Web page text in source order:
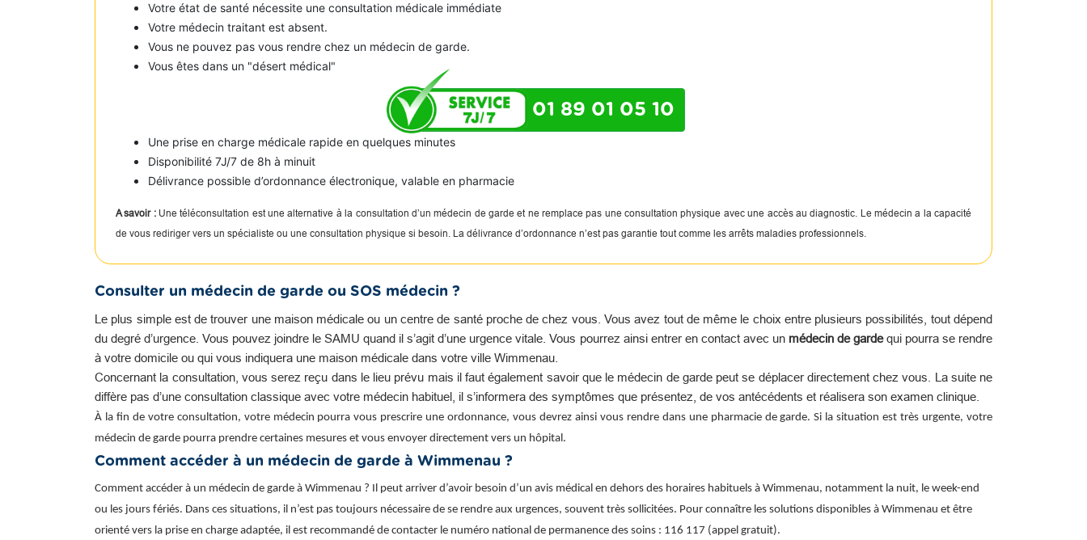
Votre état de santé nécessite une consultation médicale immédiate
Votre médecin traitant est absent.
Vous ne pouvez pas vous rendre chez un médecin de garde.
Vous êtes dans un "désert médical"
01 89 01 05 10
Une prise en charge médicale rapide en quelques minutes
Disponibilité 7J/7 de 8h à minuit
Délivrance possible d’ordonnance électronique, valable en pharmacie
A savoir :Une téléconsultation est une alternative à la consultation d’un médecin de garde et ne remplace pas une consultation physique avec une accès au diagnostic. Le médecin a la capacité
de vous rediriger vers un spécialiste ou une consultation physique si besoin. La délivrance d’ordonnance n’est pas garantie tout comme les arrêts maladies professionnels.
Consulter un médecin de garde ou SOS médecin ?
Le plus simple est de trouver une maison médicale ou un centre de santé proche de chez vous. Vous avez tout de même le choix entre plusieurs possibilités, tout dépend
du degré d’urgence. Vous pouvez joindre le SAMU quand il s’agit d’une urgence vitale. Vous pourrez ainsi entrer en contact avec un médecin de gardequi pourra se rendre
à votre domicile ou qui vous indiquera une maison médicale dans votre ville Wimmenau.
Concernant la consultation, vous serez reçu dans le lieu prévu mais il faut également savoir que le médecin de garde peut se déplacer directement chez vous. La suite ne
diffère pas d’une consultation classique avec votre médecin habituel, il s’informera des symptômes que présentez, de vos antécédents et réalisera son examen clinique.
À la fin de votre consultation, votre médecin pourra vous prescrire une ordonnance, vous devrez ainsi vous rendre dans une pharmacie de garde. Si la situation est très urgente, votre
médecin de garde pourra prendre certaines mesures et vous envoyer directement vers un hôpital.
Comment accéder à un médecin de garde à Wimmenau ?
Comment accéder à un médecin de garde à Wimmenau ? Il peut arriver d’avoir besoin d’un avis médical en dehors des horaires habituels à Wimmenau, notamment la nuit, le week-end
ou les jours fériés. Dans ces situations, il n’est pas toujours nécessaire de se rendre aux urgences, souvent très sollicitées. Pour connaître les solutions disponibles à Wimmenau et être
orienté vers la prise en charge adaptée, il est recommandé de contacter le numéro national de permanence des soins : 116 117 (appel gratuit).